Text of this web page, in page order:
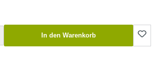
In den Warenkorb